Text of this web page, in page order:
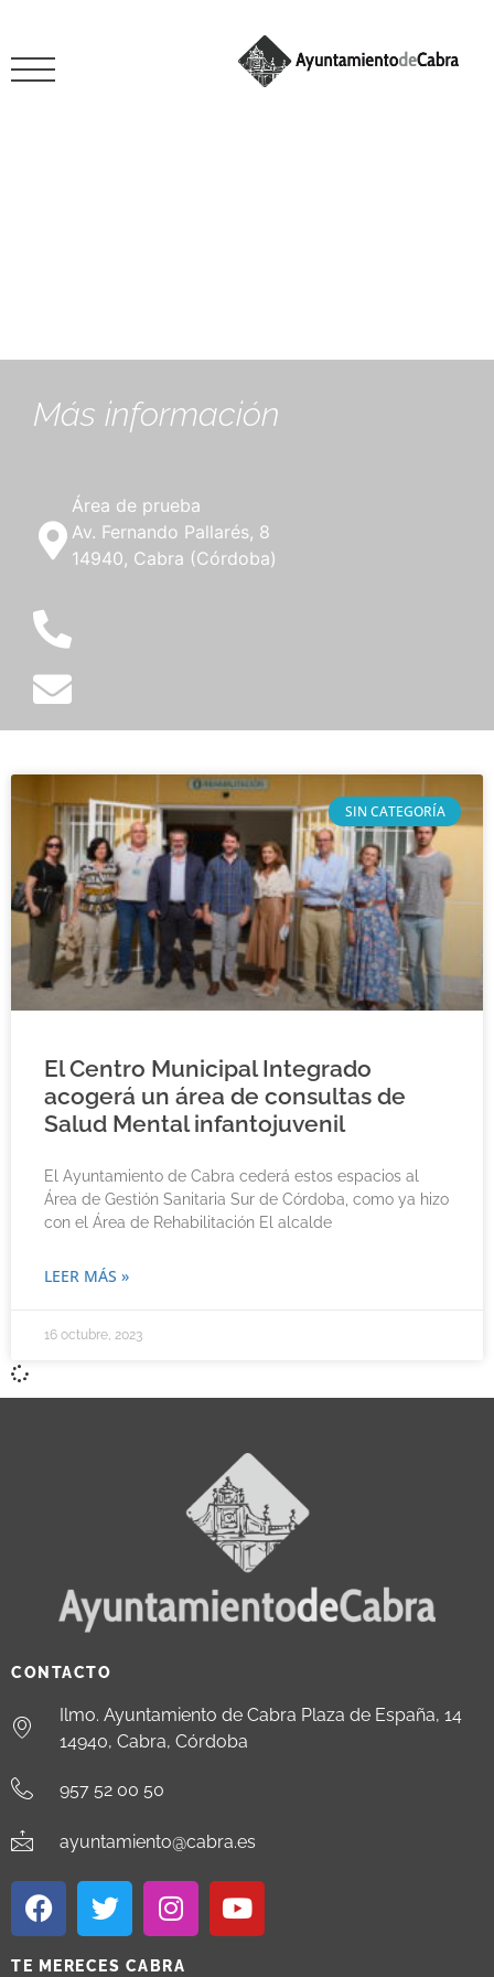
Más información
Área de prueba
Av. Fernando Pallarés, 8
14940, Cabra (Córdoba)
SIN CATEGORÍA
El Centro Municipal Integrado
acogerá un área de consultas de
Salud Mental infantojuvenil
El Ayuntamiento de Cabra cederá estos espacios al
Área de Gestión Sanitaria Sur de Córdoba, como ya hizo
con el Área de Rehabilitación El alcalde
LEER MÁS »
16 octubre, 2023
CONTACTO
Ilmo. Ayuntamiento de Cabra Plaza de España, 14
14940, Cabra, Córdoba
957 52 00 50
ayuntamiento@cabra.es
TE MERECES CABRA